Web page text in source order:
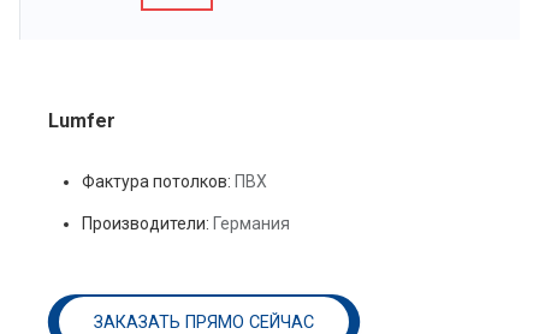
Lumfer
Фактура потолков: ПВХ
Производители: Германия
ЗАКАЗАТЬ ПРЯМО СЕЙЧАС